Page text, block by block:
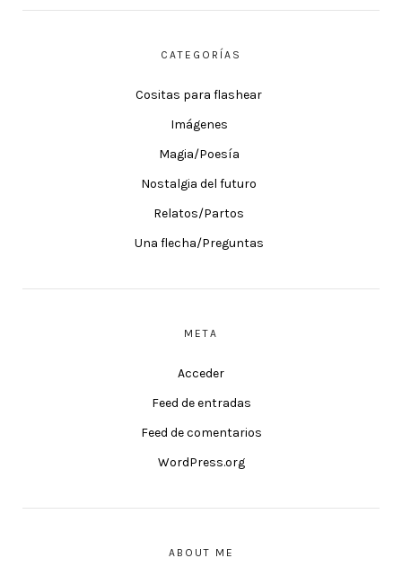
CATEGORÍAS
Cositas para flashear
Imágenes
Magia/Poesía
Nostalgia del futuro
Relatos/Partos
Una flecha/Preguntas
META
Acceder
Feed de entradas
Feed de comentarios
WordPress.org
ABOUT ME